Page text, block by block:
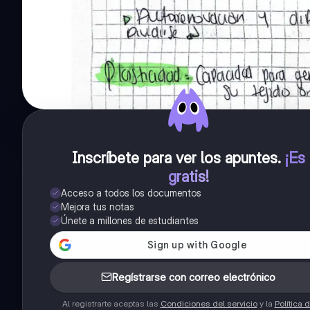
Inscríbete para ver los apuntes. ¡Es
gratis!
Acceso a todos los documentos
Mejora tus notas
Únete a millones de estudiantes
Regístrarse con correo electrónico
Al registrarte aceptas las Condiciones del servicioy la Política